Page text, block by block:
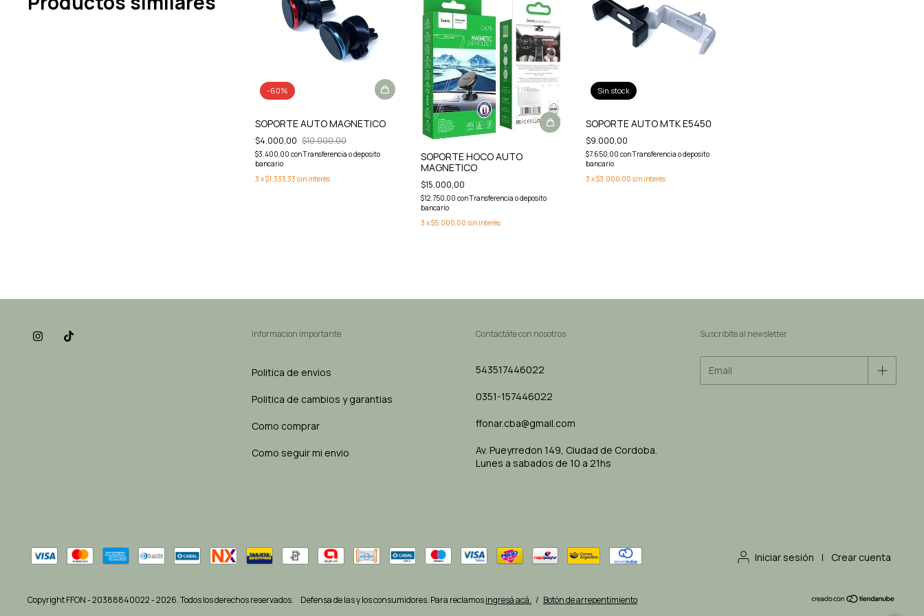
-60%
SOPORTE AUTO MAGNETICO
$4.000,00 $10.000,00
$3.400,00 conTransferencia o deposito
bancario
3 x$1.333,33 sin interés
SOPORTE HOCO AUTO
MAGNETICO
$15.000,00
$12.750,00 conTransferencia o deposito
bancario
3 x$5.000,00 sin interés
Sin stock
SOPORTE AUTO MTK E5450
$9.000,00
$7.650,00 conTransferencia o deposito
bancario
3 x$3.000,00 sin interés
Informacion Importante
Politica de envios
Politica de cambios y garantias
Como comprar
Como seguir mi envio
Contactáte con nosotros
543517446022
0351-157446022
ffonar.cba@gmail.com
Av. Pueyrredon 149, Ciudad de Cordoba.
Lunes a sabados de 10 a 21hs
Suscribite al newsletter
Iniciar sesión | Crear cuenta
Copyright FFON - 20388840022 - 2026. Todos los derechos reservados. Defensa de las y los consumidores. Para reclamosingresá acá. / Botón de arrepentimiento